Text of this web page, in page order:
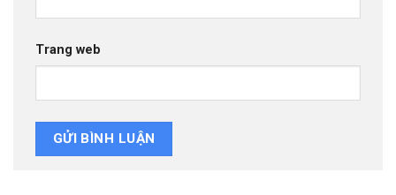
Trang web